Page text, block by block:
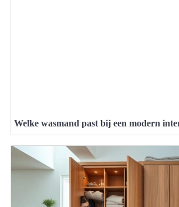
Welke wasmand past bij een modern